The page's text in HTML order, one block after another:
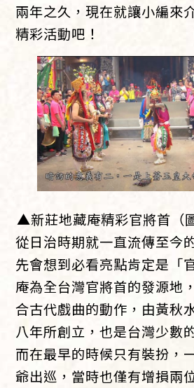
兩年之久，現在就讓小編來
精彩活動吧！
▲新莊地藏庵精彩官將首（
從日治時期就一直流傳至今
先會想到必看亮點肯定是「
庵為全台灣官將首的發源地
合古代戲曲的動作，由黃秋
八年所創立，也是台灣少數
而在最早的時候只有裝扮，
爺出巡，當時也僅有增損兩